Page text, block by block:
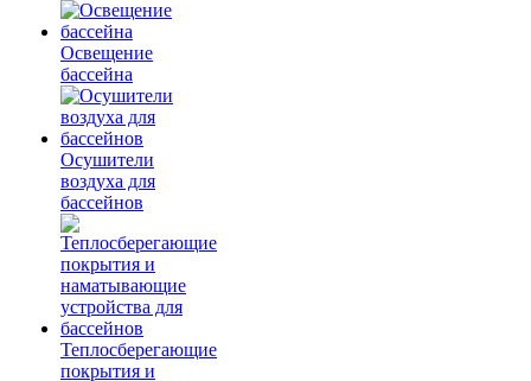
Освещение
бассейна
Осушители
воздуха для
бассейнов
Теплосберегающие
покрытия и